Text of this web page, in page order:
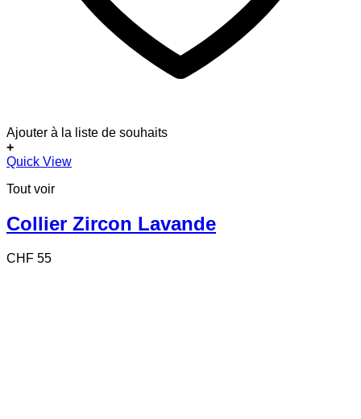
Ajouter à la liste de souhaits
+
Quick View
Tout voir
Collier Zircon Lavande
CHF 55